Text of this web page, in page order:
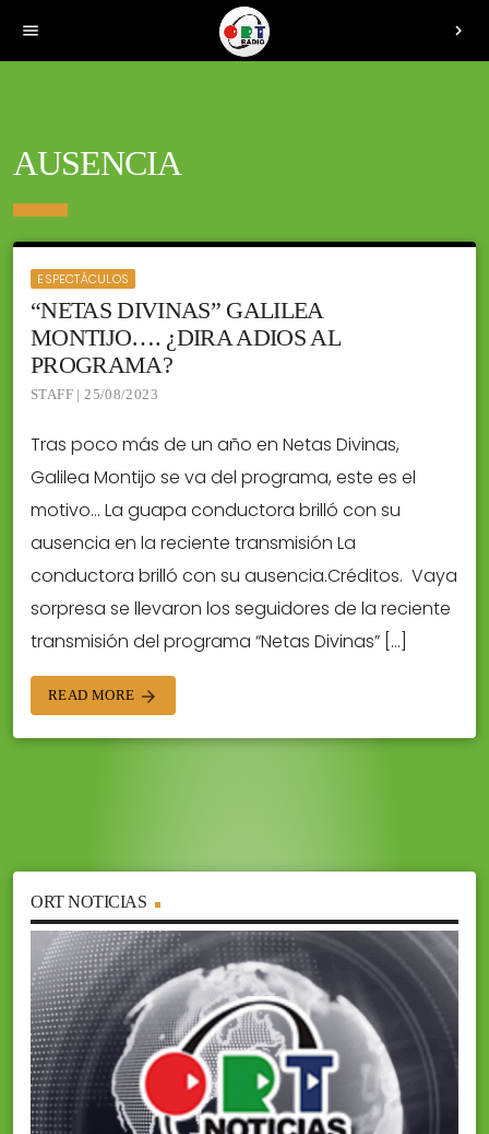
menu chevron_right
AUSENCIA
ESPECTÁCULOS
“NETAS DIVINAS” GALILEA
MONTIJO…. ¿DIRA ADIOS AL
PROGRAMA?
STAFF | 25/08/2023
Tras poco más de un año en Netas Divinas,
Galilea Montijo se va del programa, este es el
motivo… La guapa conductora brilló con su
ausencia en la reciente transmisión La
conductora brilló con su ausencia.Créditos. Vaya
sorpresa se llevaron los seguidores de la reciente
transmisión del programa “Netas Divinas” […]
READ MORE arrow_forward
ORT NOTICIAS